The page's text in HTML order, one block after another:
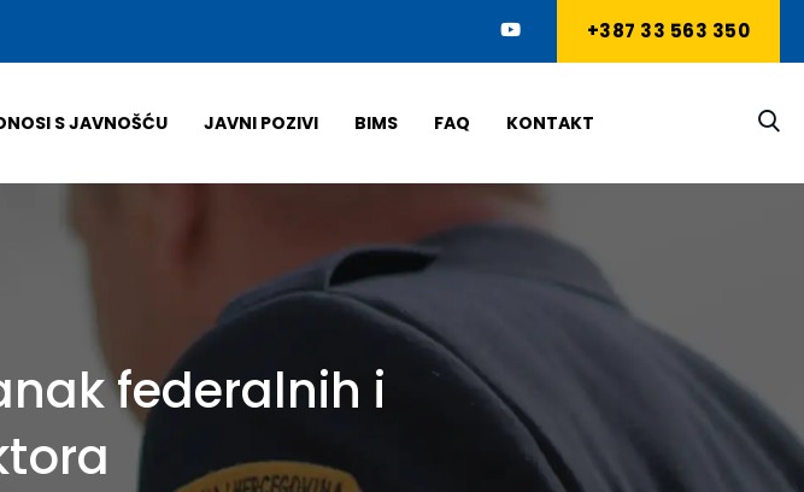
+387 33 563 350
S JAVNOŠĆU JAVNI POZIVI BIMS FAQ KONTAKT
federalnih i